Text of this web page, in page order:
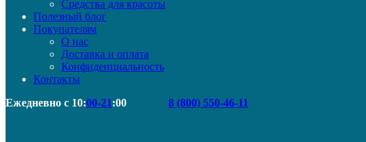
Средства для красоты
Полезный блог
Покупателям
О нас
Доставка и оплата
Конфиденциальность
Контакты
Ежедневно с 10:00-21:00 8 (800) 550-46-11